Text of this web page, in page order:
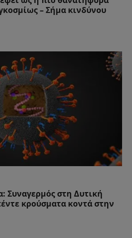
– Σήμα κινδύνου
Συναγερμός στη Δυτική
κρούσματα κοντά στην